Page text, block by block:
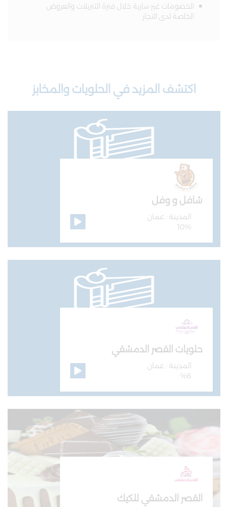
الخصومات غير سارية خلال فترة التنزيلات والعروض
الخاصة لدى التجار
اكتشف المزيد في الحلويات والمخابز
شافل و وفل
المدينة : عمان
10%
حلويات القصر الدمشقي
المدينة : عمان
%6
القصر الدمشقي للكيك